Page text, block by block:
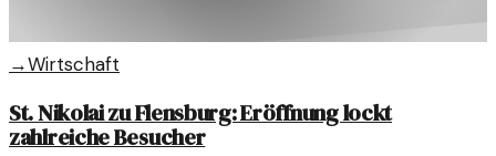
→Wirtschaft
St. Nikolai zu Flensburg: Eröffnung lockt
zahlreiche Besucher